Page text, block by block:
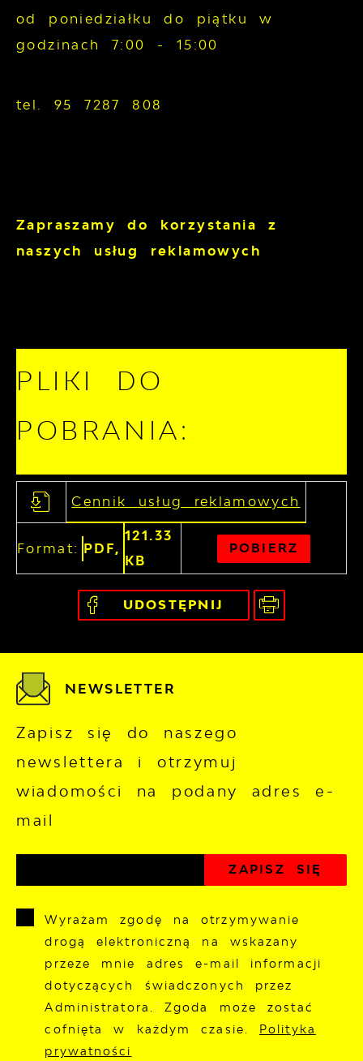
od poniedziałku do piątku w
godzinach 7:00 - 15:00
tel. 95 7287 808
Zapraszamy do korzystania z
naszych usług reklamowych
PLIKI DO
POBRANIA:
Cennik usług reklamowych
Format: PDF,
121.33
KB
POBIERZ
UDOSTĘPNIJ
NEWSLETTER
Zapisz się do naszego
newslettera i otrzymuj
wiadomości na podany adres e-
mail
Wyrażam zgodę na otrzymywanie
drogą elektroniczną na wskazany
przeze mnie adres e-mail informacji
dotyczących świadczonych przez
Administratora. Zgoda może zostać
cofnięta w każdym czasie. Polityka
prywatności